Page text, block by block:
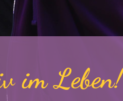
im Leben!